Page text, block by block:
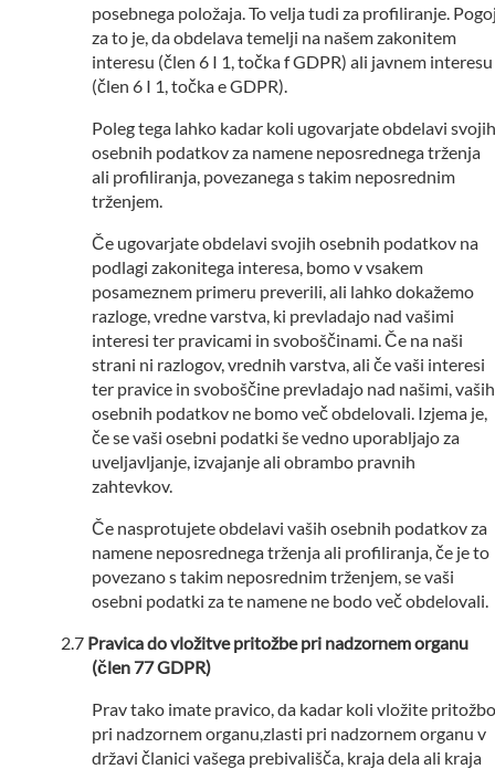
posebnega položaja. To velja tudi za profiliranje.
za to je, da obdelava temelji na našem zakonitem
interesu (člen 6 I 1, točka f GDPR) ali javnem interesu
(člen 6 I 1, točka e GDPR).
Poleg tega lahko kadar koli ugovarjate obdelavi svojih
osebnih podatkov za namene neposrednega trženja
ali profiliranja, povezanega s takim neposrednim
trženjem.
Če ugovarjate obdelavi svojih osebnih podatkov na
podlagi zakonitega interesa, bomo v vsakem
posameznem primeru preverili, ali lahko dokažemo
razloge, vredne varstva, ki prevladajo nad vašimi
interesi ter pravicami in svoboščinami. Če na naši
strani ni razlogov, vrednih varstva, ali če vaši interesi
ter pravice in svoboščine prevladajo nad našimi, vaših
osebnih podatkov ne bomo več obdelovali. Izjema je,
če se vaši osebni podatki še vedno uporabljajo za
uveljavljanje, izvajanje ali obrambo pravnih
zahtevkov.
Če nasprotujete obdelavi vaših osebnih podatkov za
namene neposrednega trženja ali profiliranja, če je to
povezano s takim neposrednim trženjem, se vaši
osebni podatki za te namene ne bodo več obdelovali.
Pravica do vložitve pritožbe pri nadzornem organu
(člen 77 GDPR)
Prav tako imate pravico, da kadar koli vložite pritožbo
pri nadzornem organu,zlasti pri nadzornem organu v
državi članici vašega prebivališča, kraja dela ali kraja